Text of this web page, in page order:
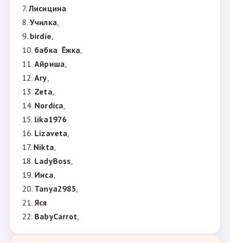
7.Лисицина
8.Училка,
9. birdie,
10. бабка Ёжка,
11.Айриша,
12.Ary,
13. Zeta,
14. Nordica,
15. lika1976
16. Lizaveta,
17. Nikta,
18. LadyBoss,
19. Ииса,
20. Tanya2985,
21.Яся
22. BabyCarrot,